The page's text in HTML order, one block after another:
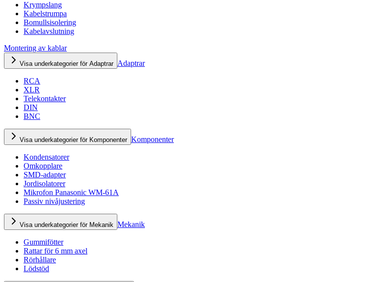
Krympslang
Kabelstrumpa
Bomullsisolering
Kabelavslutning
Montering av kablar
Visa underkategorier för Adaptrar Adaptrar
RCA
XLR
Telekontakter
DIN
BNC
Visa underkategorier för Komponenter Komponenter
Kondensatorer
Omkopplare
SMD-adapter
Jordisolatorer
Mikrofon Panasonic WM-61A
Passiv nivåjustering
Visa underkategorier för Mekanik Mekanik
Gummifötter
Rattar för 6 mm axel
Rörhållare
Lödstöd